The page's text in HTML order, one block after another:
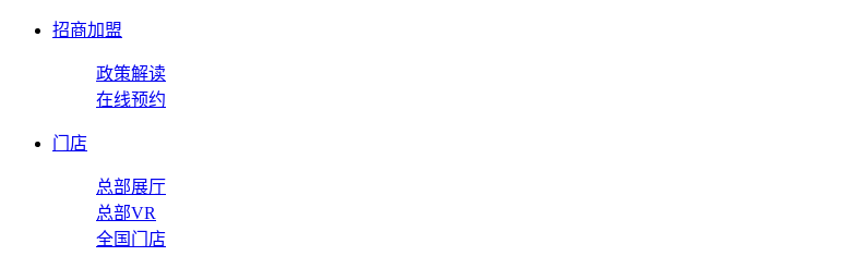
招商加盟
政策解读
在线预约
门店
总部展厅
总部VR
全国门店